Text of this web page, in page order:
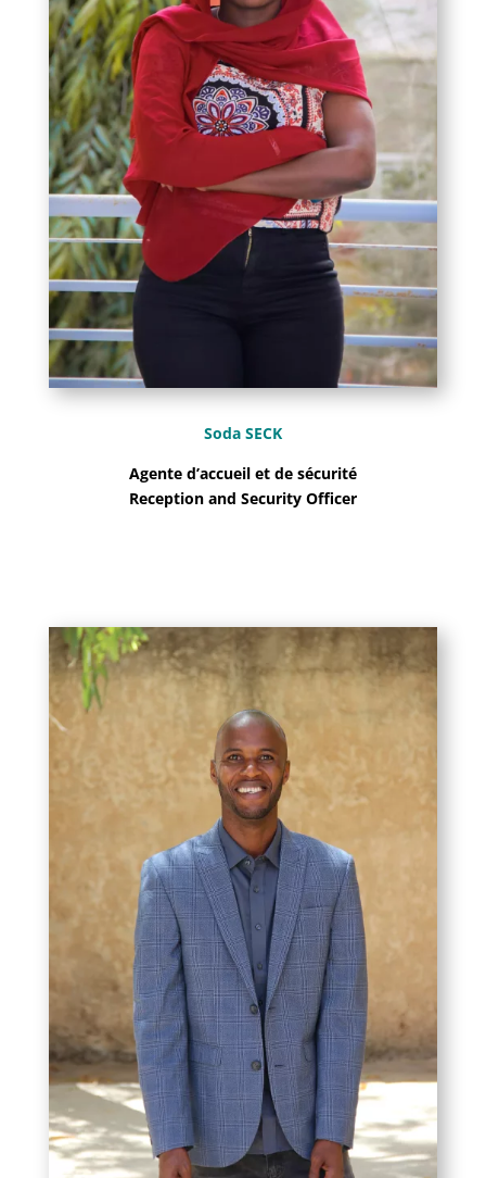
Soda SECK
Agente d’accueil et de sécurité
Reception and Security Officer